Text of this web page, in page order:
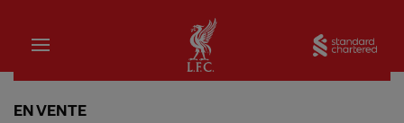
Domicile
EN VENTE